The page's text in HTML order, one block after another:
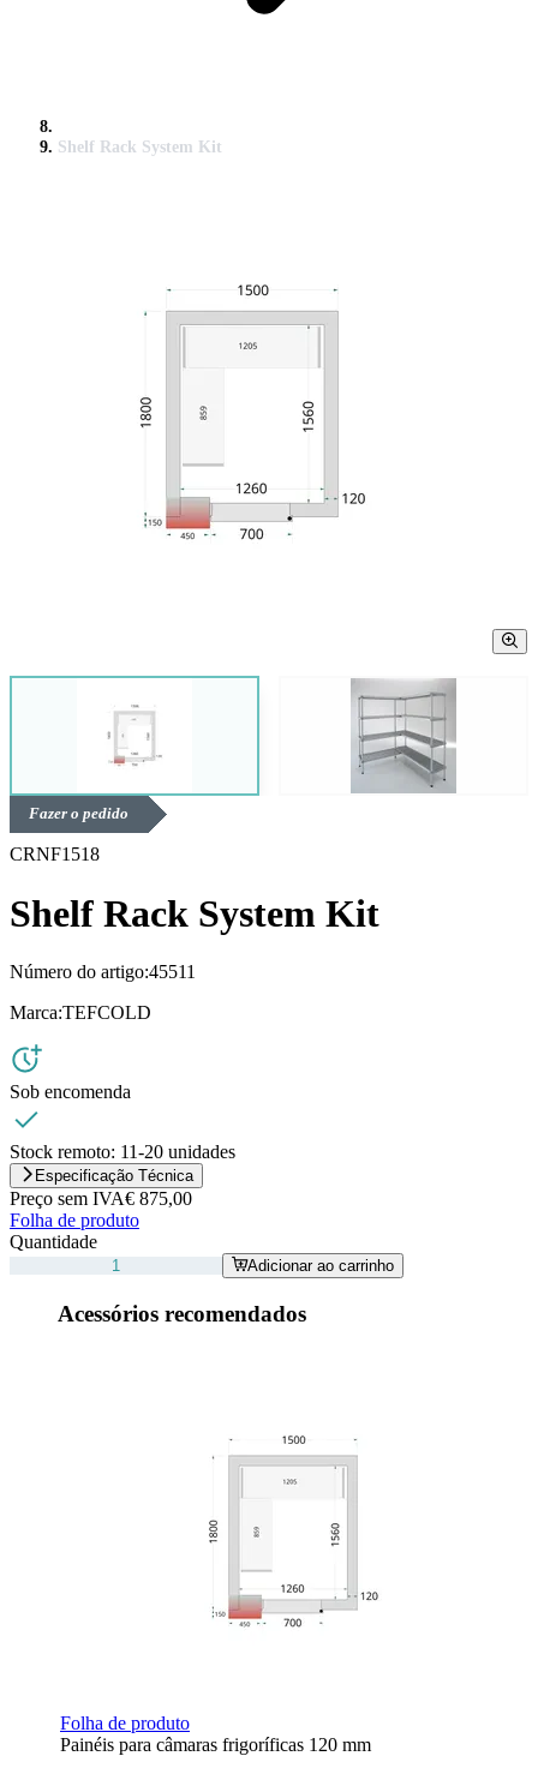
Shelf Rack System Kit
Fazer o pedido
CRNF1518
Shelf Rack System Kit
Número do artigo:45511
Marca:TEFCOLD
Sob encomenda
Stock remoto: 11-20 unidades
Especificação Técnica
Preço sem IVA€ 875,00
Folha de produto
Quantidade
Adicionar ao carrinho
Acessórios recomendados
Folha de produto
Painéis para câmaras frigoríficas 120 mm